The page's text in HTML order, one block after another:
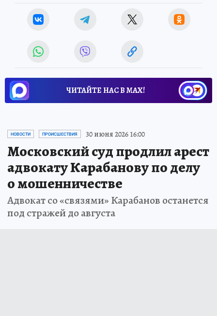
ЧИТАЙТЕ НАС В МАХ!
НОВОСТИ ПРОИСШЕСТВИЯ 30 июня 2026 16:00
Московский суд продлил арест
адвокату Карабанову по делу
о мошенничестве
Адвокат со «связями» Карабанов останется
под стражей до августа